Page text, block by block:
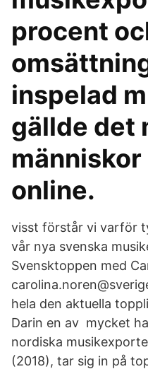
procent
inspelad
gällde det
online.
visst förstår vi varför
vår nya svenska
Svensktoppen med
hela den aktuella
Darin en av mycket
nordiska
(2018), tar sig in på